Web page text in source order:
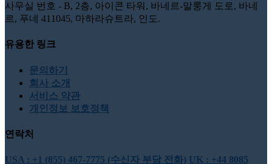
사무실 번호 - B, 2층, 아이콘 타워, 바네르-말룽게 도로, 바네
르, 푸네 411045, 마하라슈트라, 인도.
유용한 링크
문의하기
회사 소개
서비스 약관
개인정보 보호정책
연락처
USA : +1 (855) 467-7775 (수신자 부담 전화) UK : +44 8085